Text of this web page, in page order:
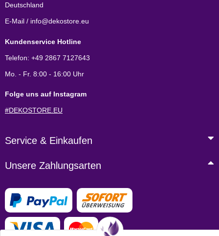
Deutschland
E-Mail / info@dekostore.eu
Kundenservice Hotline
Telefon: +49 2867 7127643
Mo. - Fr. 8:00 - 16:00 Uhr
Folge uns auf Instagram
#DEKOSTORE.EU
Service & Einkaufen
Unsere Zahlungsarten